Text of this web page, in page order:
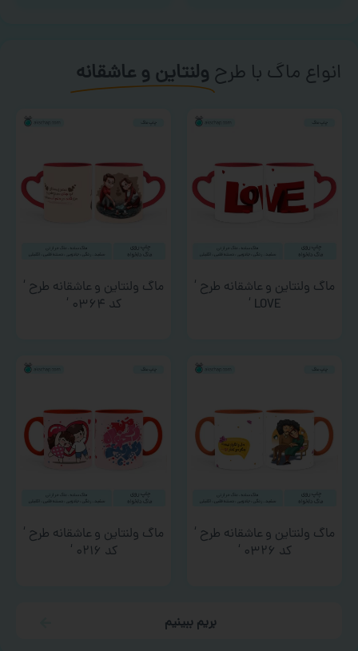
انواع ماگ با طرح ولنتاین و عاشقانه
ماگ ولنتاین و عاشقانه طرح ‘
LOVE ‘
ماگ ولنتاین و عاشقانه طرح ‘
کد ۰۳۶۴ ‘
ماگ ولنتاین و عاشقانه طرح ‘
کد ۰۳۲۶ ‘
ماگ ولنتاین و عاشقانه طرح ‘
کد ۰۲۱۶ ‘
بریم ببینیم